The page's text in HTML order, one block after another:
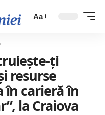
Aa
ți
resurse
carieră în
la Craiova